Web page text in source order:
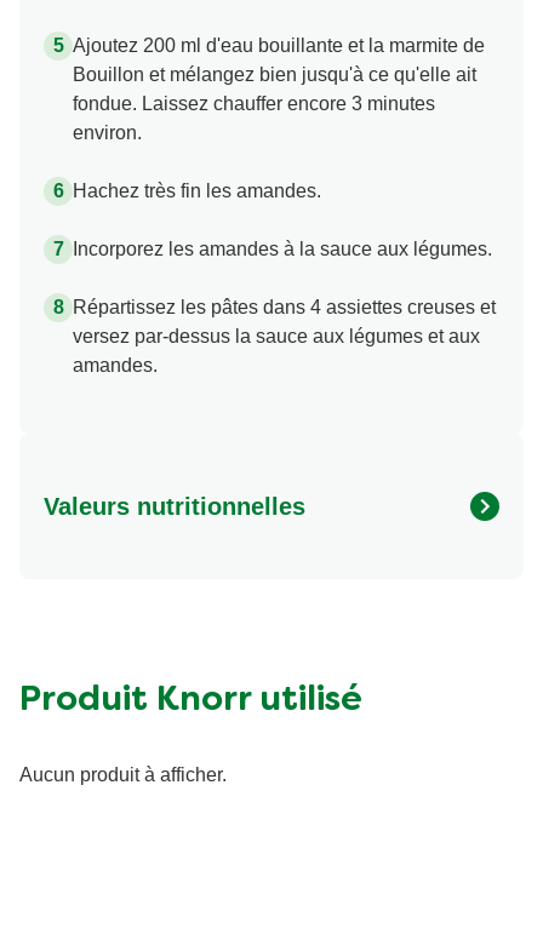
Ajoutez 200 ml d'eau bouillante et la marmite de
Bouillon et mélangez bien jusqu'à ce qu'elle ait
fondue. Laissez chauffer encore 3 minutes
environ.
Hachez très fin les amandes.
Incorporez les amandes à la sauce aux légumes.
Répartissez les pâtes dans 4 assiettes creuses et
versez par-dessus la sauce aux légumes et aux
amandes.
Valeurs nutritionnelles
Matières grasses (g)
Produit Knorr utilisé
Aucun produit à afficher.